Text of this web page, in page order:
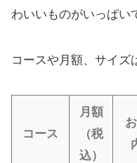
わいいものがいっぱい
コースや月額、サイズ
コース
月額
（税
込）